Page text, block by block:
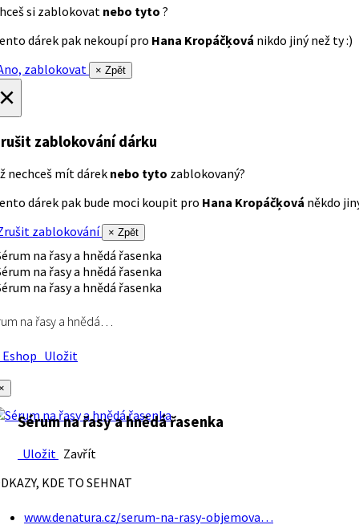
si zablokovat nebo tyto ?
dárek pak nekoupí pro Hana Kropáčķová nikdo jiný než ty :)
zablokovat
× Zpět
zablokování dárku
nechceš mít dárek nebo tyto zablokovaný?
dárek pak bude moci koupit pro Hana Kropáčķová někdo
zablokování
× Zpět
na řasy a hnědá…
Uložit
Sérum na řasy a hnědá řasenka
Uložit Zavřít
KDE TO SEHNAT
www.denatura.cz/serum-na-rasy-objemova…